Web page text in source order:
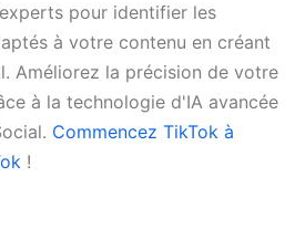
pour identifier les
à votre contenu en créant
Améliorez la précision de votre
à la technologie d'IA avancée
Commencez TikTok à
!